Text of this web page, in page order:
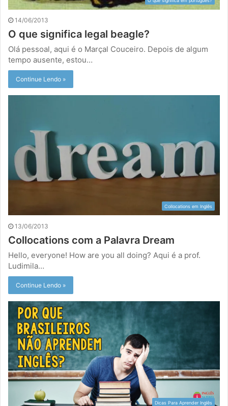
14/06/2013
O que significa legal beagle?
Olá pessoal, aqui é o Marçal Couceiro. Depois de algum
tempo ausente, estou…
Continue Lendo »
Collocations em Inglês
13/06/2013
Collocations com a Palavra Dream
Hello, everyone! How are you all doing? Aqui é a prof.
Ludimila…
Continue Lendo »
Dicas Para Aprender Inglês